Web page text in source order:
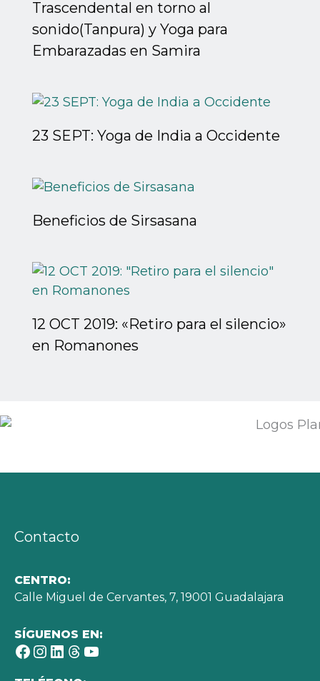
Trascendental en torno al
sonido(Tanpura) y Yoga para
Embarazadas en Samira
23 SEPT: Yoga de India a Occidente
Beneficios de Sirsasana
12 OCT 2019: «Retiro para el silencio»
en Romanones
Contacto
CENTRO:
Calle Miguel de Cervantes, 7, 19001 Guadalajara
SÍGUENOS EN:
Facebook
Instagram
LinkedIn
Threads
YouTube